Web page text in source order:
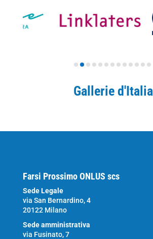
Gallerie d'Italia
Farsi Prossimo ONLUS scs
Sede Legale
via San Bernardino, 4
20122 Milano
Sede amministrativa
via Fusinato, 7